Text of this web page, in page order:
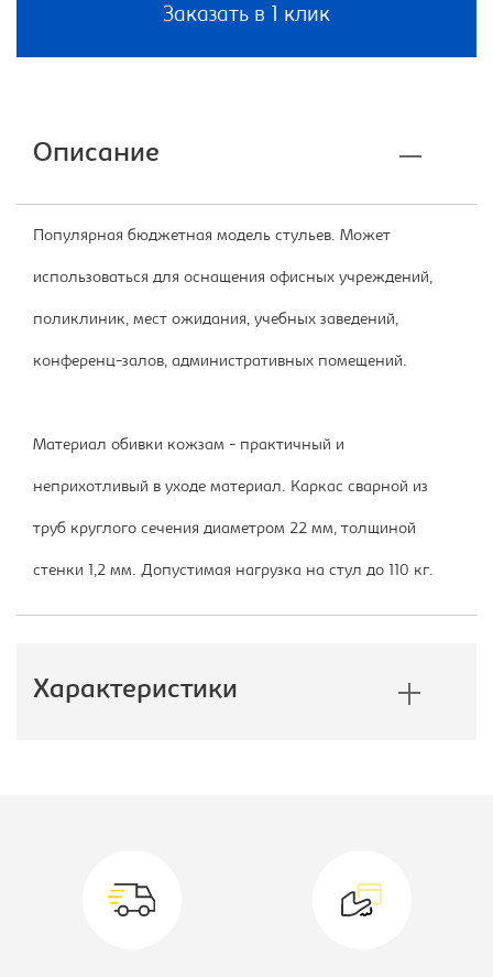
Заказать в 1 клик
Описание
Популярная бюджетная модель стульев. Может
использоваться для оснащения офисных учреждений,
поликлиник, мест ожидания, учебных заведений,
конференц-залов, административных помещений.
Материал обивки кожзам - практичный и
неприхотливый в уходе материал. Каркас сварной из
труб круглого сечения диаметром 22 мм, толщиной
стенки 1,2 мм. Допустимая нагрузка на стул до 110 кг.
Характеристики
Вид стула: Стул офисный